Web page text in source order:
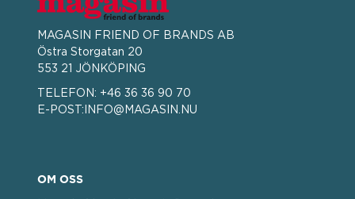
MAGASIN FRIEND OF BRANDS AB
Östra Storgatan 20
553 21 JÖNKÖPING
TELEFON: +46 36 36 90 70
E-POST: INFO@MAGASIN.NU
OM OSS